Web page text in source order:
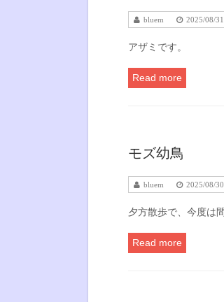
bluem 2025/08/31
アザミです。
Read more
モズ幼鳥
bluem 2025/08/30
夕方散歩で、今度は
Read more